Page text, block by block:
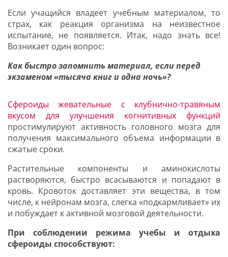
Если учащийся владеет учебным материалом, то
страх, как реакция организма на неизвестное
испытание, не появляется. Итак, надо знать все!
Возникает один вопрос:
Как быстро запомнить материал, если перед
экзаменом «тысяча книг и одна ночь»?
Сфероиды жевательные с клубнично-травяным
вкусом для улучшения когнитивных функций
простимулируют активность головного мозга для
получения максимального объема информации в
сжатые сроки.
Растительные компоненты и аминокислоты
растворяются, быстро всасываются и попадают в
кровь. Кровоток доставляет эти вещества, в том
числе, к нейронам мозга, слегка «подкармливает» их
и побуждает к активной мозговой деятельности.
При соблюдении режима учебы и отдыха
сфероиды способствуют: